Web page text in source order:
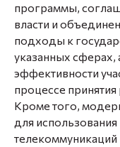
программы,
власти и
подходы к
указанных
эффективности
процессе
Кроме того,
для